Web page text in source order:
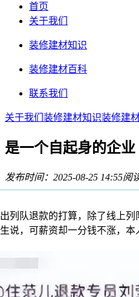
首页
关于我们
装修建材知识
装修建材百科
联系我们
关于我们 装修建材知识装修建
是一个自起身的企业
发布时间：2025-08-25 14:55阅
队退款的打算，除了线上列
说，可薪资却一分钱不涨，